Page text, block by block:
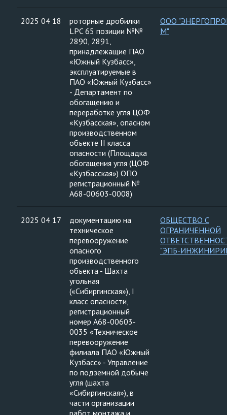
2025 04 18
роторные дробилки
LPC 65 позиции №№
2890, 2891,
принадлежащие ПАО
«Южный Кузбасс»,
эксплуатируемые в
ПАО «Южный Кузбасс»
- Департамент по
обогащению и
переработке угля ЦОФ
«Кузбасская», опасном
производственном
объекте II класса
опасности (Площадка
обогащения угля (ЦОФ
«Кузбасская») ОПО
регистрационный №
А68-00603-0008)
ООО
М"
2025 04 17
документацию на
техническое
перевооружение
опасного
производственного
объекта - Шахта
угольная
(«Сибиргинская»), I
класс опасности,
регистрационный
номер А68-00603-
0035 «Техническое
перевооружение
филиала ПАО «Южный
Кузбасс» - Управление
по подземной добыче
угля (шахта
«Сибиргинская»), в
части организации
работ монтажа и
ОБЩЕСТВО С
ОГРАНИЧЕННОЙ
"ЭПБ-